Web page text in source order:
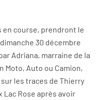
en course, prendront le
dimanche 30 décembre
Adriana, marraine de la
Moto, Auto ou Camion,
les traces de Thierry
Lac Rose après avoir